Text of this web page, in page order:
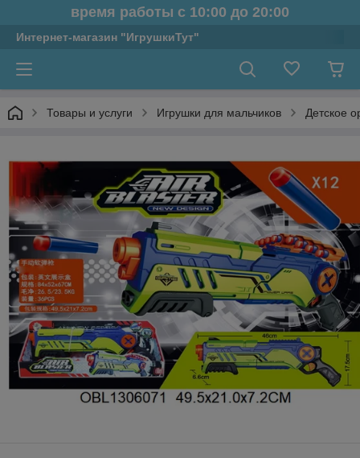
время работы с 10:00 до 20:00
Интернет-магазин "ИгрушкиТут"
Товары и услуги Игрушки для мальчиков Детское